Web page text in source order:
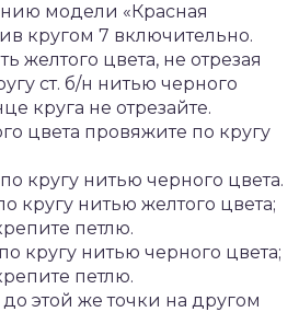
модели «Красная
кругом 7 включительно.
желтого цвета, не отрезая
ст. б/н нитью черного
круга не отрезайте.
цвета провяжите по кругу
кругу нитью черного цвета.
кругу нитью желтого цвета;
петлю.
кругу нитью черного цвета;
петлю.
этой же точки на другом